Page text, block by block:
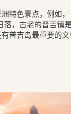
特色景点，例如，
落，古老的普吉镇
普吉岛最重要的